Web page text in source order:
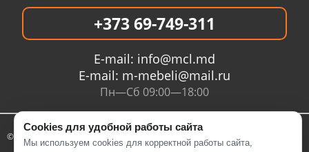
+373 69-749-311
E-mail: info@mcl.md
E-mail: m-mebeli@mail.ru
Пн—Сб 09:00—18:00
Cookies для удобной работы сайта
Мы используем cookies для корректной работы сайта,
© 2005- 2026 Интернет магазин MCL.MD